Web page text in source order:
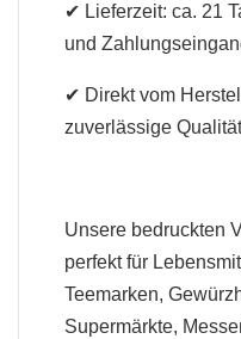
✔ Lieferzeit: ca. 21
und
✔ Direkt vom
zuverlässige
Unsere bedruckten
perfekt für
Teemarken,
Supermärkte,